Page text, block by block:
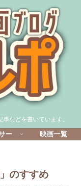
などを書いています。
ー 映画一覧
のすすめ